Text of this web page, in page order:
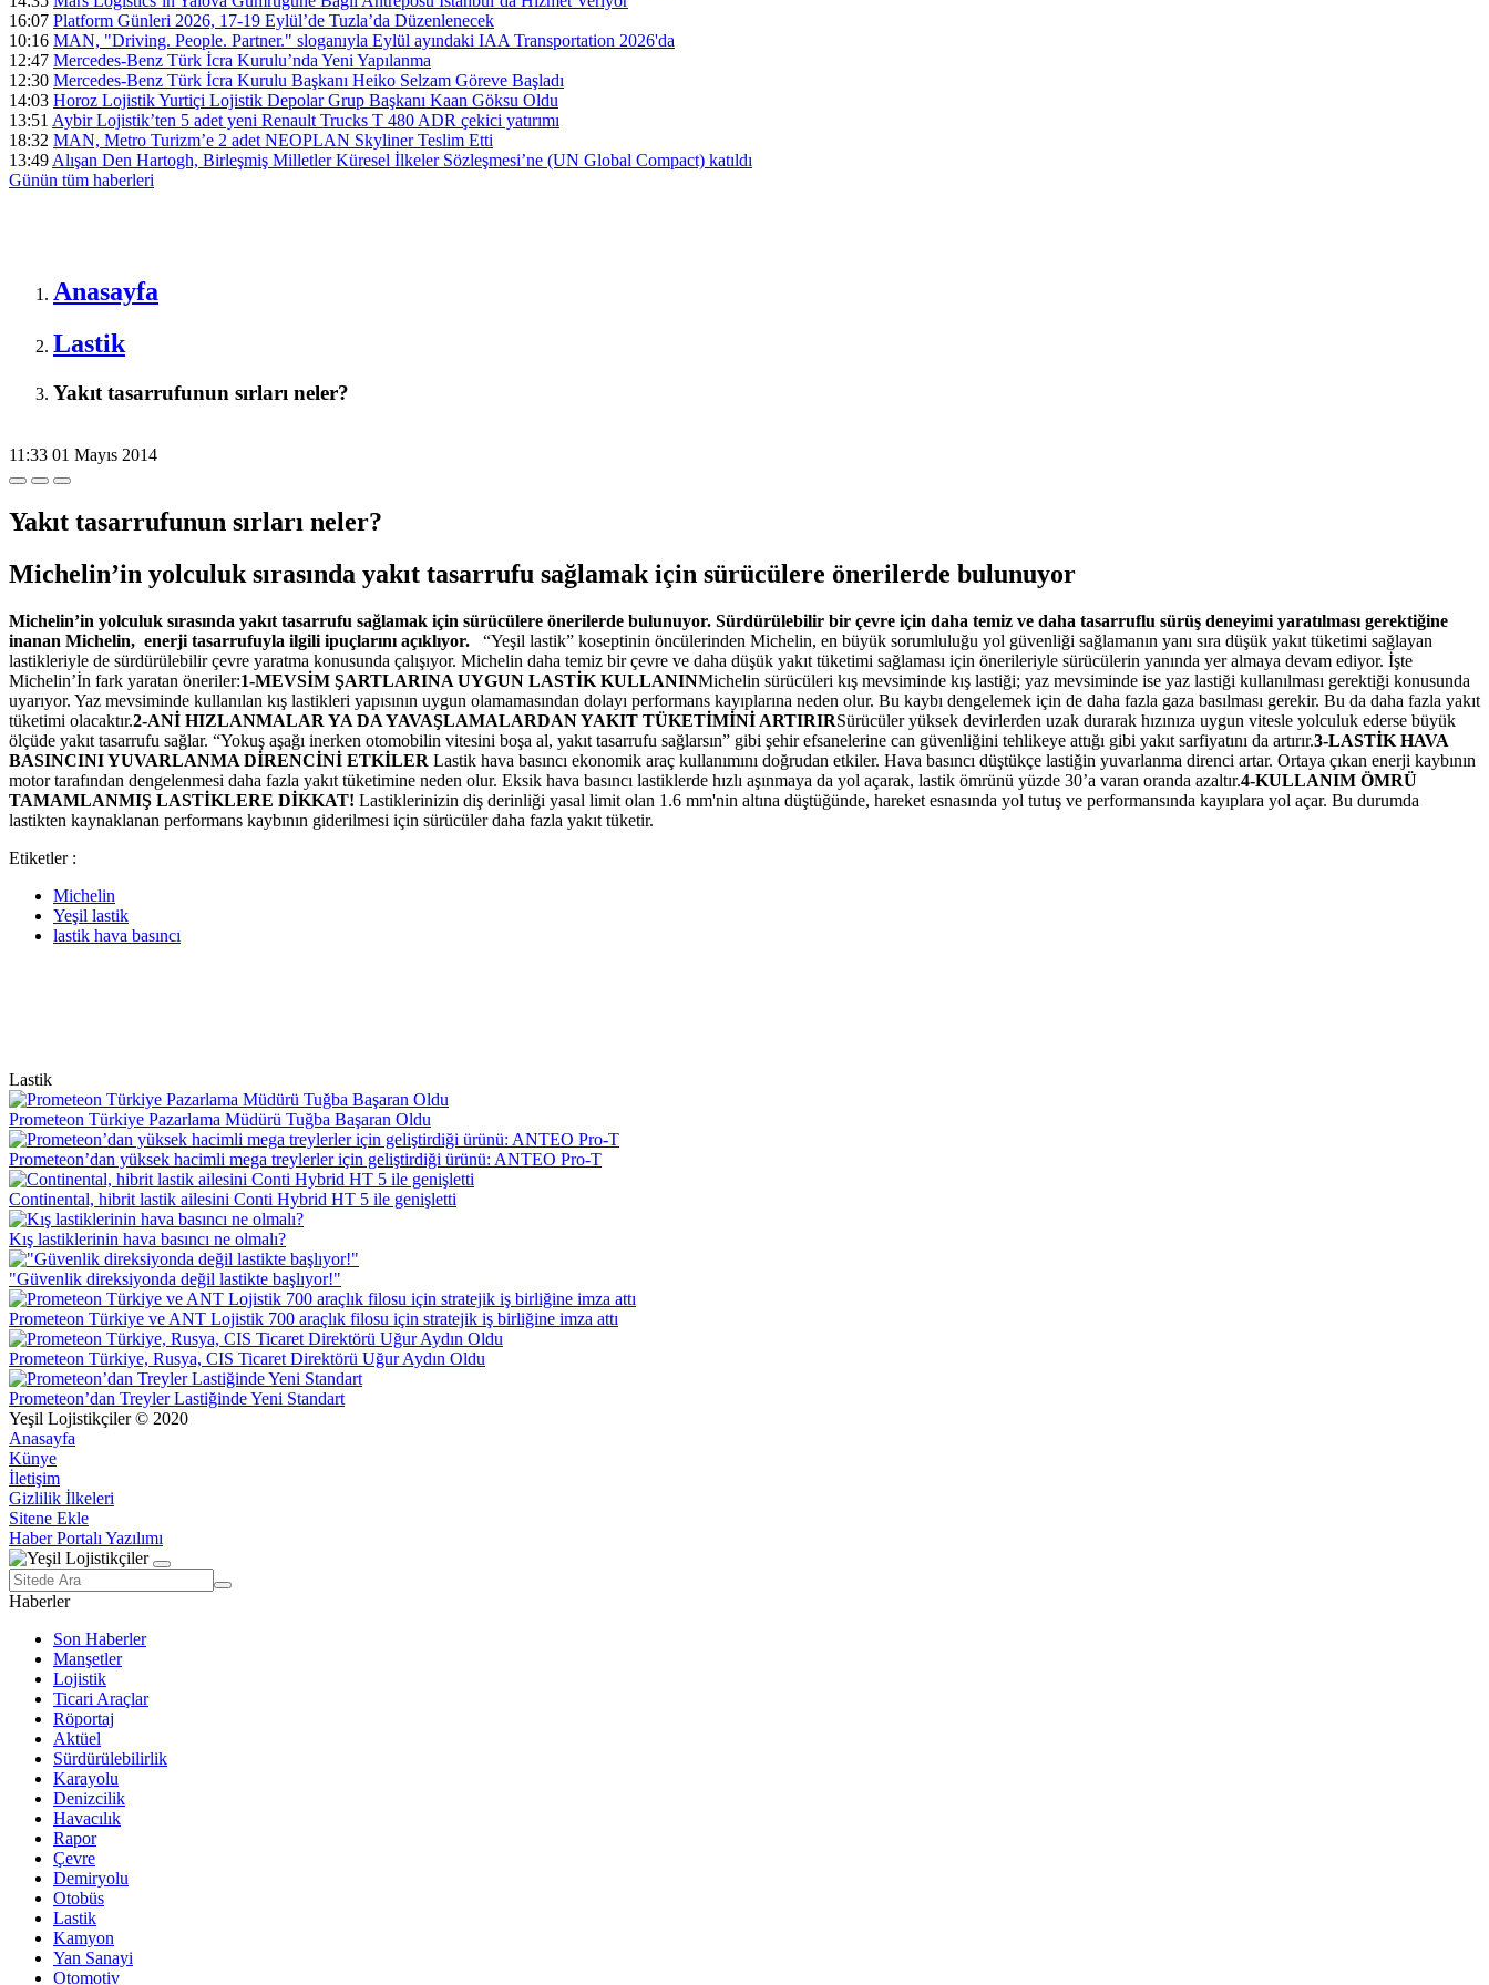
16:07 Platform Günleri 2026, 17-19 Eylül’de Tuzla’da Düzenlenecek
10:16 MAN, "Driving. People. Partner." sloganıyla Eylül ayındaki IAA Transportation 2026'da
12:47 Mercedes-Benz Türk İcra Kurulu’nda Yeni Yapılanma
12:30 Mercedes-Benz Türk İcra Kurulu Başkanı Heiko Selzam Göreve Başladı
14:03 Horoz Lojistik Yurtiçi Lojistik Depolar Grup Başkanı Kaan Göksu Oldu
13:51 Aybir Lojistik’ten 5 adet yeni Renault Trucks T 480 ADR çekici yatırımı
18:32 MAN, Metro Turizm’e 2 adet NEOPLAN Skyliner Teslim Etti
13:49 Alışan Den Hartogh, Birleşmiş Milletler Küresel İlkeler Sözleşmesi’ne (UN Global Compact) katıldı
Günün tüm haberleri
Anasayfa
Lastik
Yakıt tasarrufunun sırları neler?
11:33 01 Mayıs 2014
Yakıt tasarrufunun sırları neler?
Michelin’in yolculuk sırasında yakıt tasarrufu sağlamak için sürücülere önerilerde bulunuyor
Michelin’in yolculuk sırasında yakıt tasarrufu sağlamak için sürücülere önerilerde bulunuyor. Sürdürülebilir bir çevre için daha temiz ve daha tasarruflu sürüş deneyimi yaratılması gerektiğine
inanan Michelin, enerji tasarrufuyla ilgili ipuçlarını açıklıyor.
“Yeşil lastik” koseptinin öncülerinden Michelin, en büyük sorumluluğu yol güvenliği sağlamanın yanı sıra düşük yakıt tüketimi sağlayan
lastikleriyle de sürdürülebilir çevre yaratma konusunda çalışıyor. Michelin daha temiz bir çevre ve daha düşük yakıt tüketimi sağlaması için önerileriyle sürücülerin yanında yer almaya devam ediyor. İşte
Michelin’İn fark yaratan öneriler:1-MEVSİM ŞARTLARINA UYGUN LASTİK KULLANINMichelin sürücüleri kış mevsiminde kış lastiği; yaz mevsiminde ise yaz lastiği kullanılması gerektiği konusunda
uyarıyor. Yaz mevsiminde kullanılan kış lastikleri yapısının uygun olamamasından dolayı performans kayıplarına neden olur. Bu kaybı dengelemek için de daha fazla gaza basılması gerekir. Bu da daha fazla yakıt
tüketimi olacaktır.2-ANİ HIZLANMALAR YA DA YAVAŞLAMALARDAN YAKIT TÜKETİMİNİ ARTIRIRSürücüler yüksek devirlerden uzak durarak hızınıza uygun vitesle yolculuk ederse büyük
ölçüde yakıt tasarrufu sağlar. “Yokuş aşağı inerken otomobilin vitesini boşa al, yakıt tasarrufu sağlarsın” gibi şehir efsanelerine can güvenliğini tehlikeye attığı gibi yakıt sarfiyatını da artırır.3-LASTİK HAVA
BASINCINI YUVARLANMA DİRENCİNİ ETKİLER Lastik hava basıncı ekonomik araç kullanımını doğrudan etkiler. Hava basıncı düştükçe lastiğin yuvarlanma direnci artar. Ortaya çıkan enerji kaybının
motor tarafından dengelenmesi daha fazla yakıt tüketimine neden olur. Eksik hava basıncı lastiklerde hızlı aşınmaya da yol açarak, lastik ömrünü yüzde 30’a varan oranda azaltır.4-KULLANIM ÖMRÜ
TAMAMLANMIŞ LASTİKLERE DİKKAT! Lastiklerinizin diş derinliği yasal limit olan 1.6 mm'nin altına düştüğünde, hareket esnasında yol tutuş ve performansında kayıplara yol açar. Bu durumda
lastikten kaynaklanan performans kaybının giderilmesi için sürücüler daha fazla yakıt tüketir.
Etiketler :
Michelin
Yeşil lastik
lastik hava basıncı
Lastik
Prometeon Türkiye Pazarlama Müdürü Tuğba Başaran Oldu
Prometeon’dan yüksek hacimli mega treylerler için geliştirdiği ürünü: ANTEO Pro-T
Continental, hibrit lastik ailesini Conti Hybrid HT 5 ile genişletti
Kış lastiklerinin hava basıncı ne olmalı?
"Güvenlik direksiyonda değil lastikte başlıyor!"
Prometeon Türkiye ve ANT Lojistik 700 araçlık filosu için stratejik iş birliğine imza attı
Prometeon Türkiye, Rusya, CIS Ticaret Direktörü Uğur Aydın Oldu
Prometeon’dan Treyler Lastiğinde Yeni Standart
Yeşil Lojistikçiler © 2020
Anasayfa
Künye
İletişim
Gizlilik İlkeleri
Sitene Ekle
Haber Portalı Yazılımı
Haberler
Son Haberler
Manşetler
Lojistik
Ticari Araçlar
Röportaj
Aktüel
Sürdürülebilirlik
Karayolu
Denizcilik
Havacılık
Rapor
Çevre
Demiryolu
Otobüs
Lastik
Kamyon
Yan Sanayi
Otomotiv